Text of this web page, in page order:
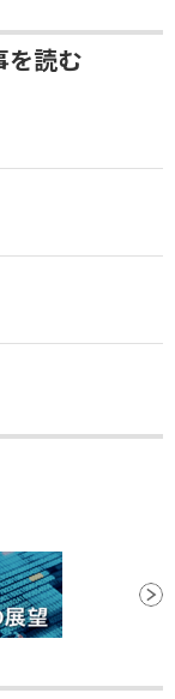
を読む